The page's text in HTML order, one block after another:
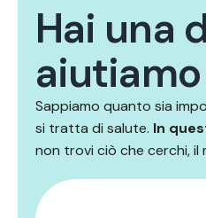
Hai una
aiutiamo
Sappiamo quanto sia
si tratta di salute. In
non trovi ciò che cerchi,